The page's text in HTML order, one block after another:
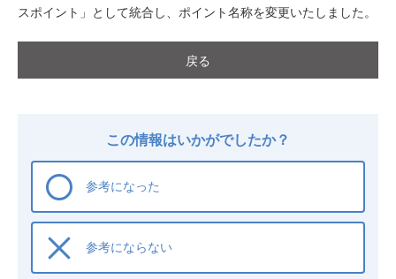
スポイント」として統合し、ポイント名称を変更いたしました。
戻る
この情報はいかがでしたか？
参考になった
参考にならない